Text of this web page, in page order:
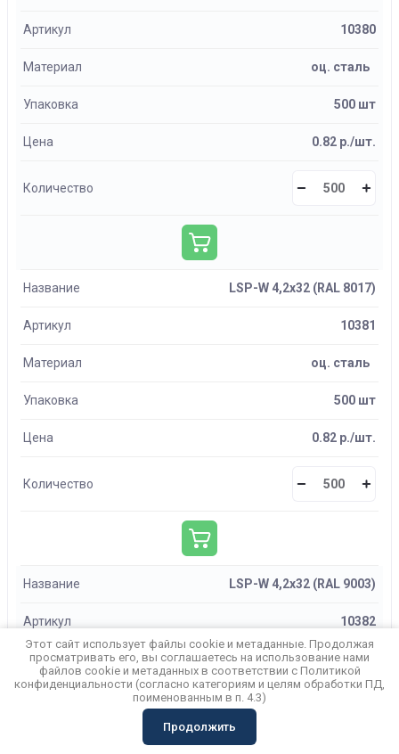
Корзина
Артикул 10380
Материал оц. сталь
Упаковка 500 шт
Цена 0.82 р./шт.
Количество
Название LSP-W 4,2х32 (RAL 8017)
Артикул 10381
Материал оц. сталь
Упаковка 500 шт
Цена 0.82 р./шт.
Количество
Название LSP-W 4,2х32 (RAL 9003)
Артикул 10382
Материал оц. сталь
Этот сайт использует файлы cookie и метаданные. Продолжая
просматривать его, вы соглашаетесь на использование нами
файлов cookie и метаданных в соответствии с Политикой
конфиденциальности (согласно категориям и целям обработки ПД,
поименованным в п. 4.3)
Продолжить